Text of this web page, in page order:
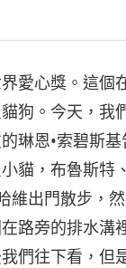
愛心獎。這個
狗。今天，我
琳恩•索碧斯
貓，布魯斯特
出門散步，
路旁的排水溝
們往下看，但